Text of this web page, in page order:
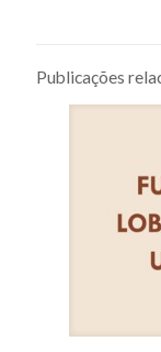
Publicações